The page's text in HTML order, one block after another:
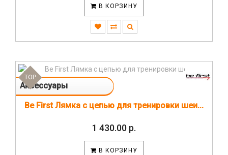
В КОРЗИНУ
Аксессуары
TOP
Be First Лямка с цепью для тренировки шеи...
1 430.00 р.
В КОРЗИНУ